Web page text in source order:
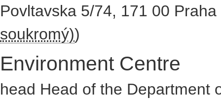
Address
Povltavska 5/74
soukromý) )